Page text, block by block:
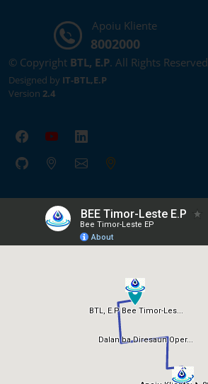
Apoiu Kliente
8002000
© Copyright BTL, E.P. All Rights Reserved
Designed by IT-BTL,E.P
Version 2.4